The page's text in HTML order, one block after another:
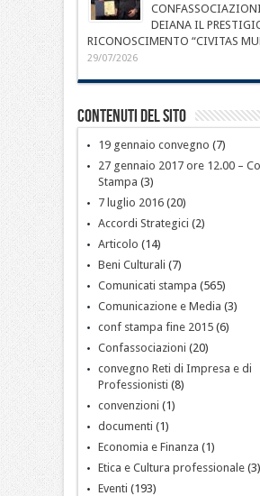
DEIANA IL
RICONOSCIMENTO “CIVITAS
29/07/2026
Contenuti del sito
19 gennaio convegno (7)
27 gennaio 2017 ore 12.00 –
Stampa (3)
7 luglio 2016(20)
Accordi Strategici (2)
Articolo (14)
Beni Culturali (7)
Comunicati stampa (565)
Comunicazione e Media (3)
conf stampa fine 2015(6)
Confassociazioni (20)
convegno Reti di Impresa e di
Professionisti (8)
convenzioni (1)
documenti (1)
Economia e Finanza (1)
Etica e Cultura professionale(3)
Eventi (193)